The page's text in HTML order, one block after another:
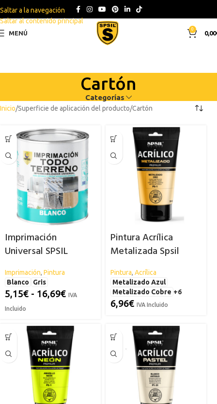
Saltar a la navegación
Saltar al contenido principal
MENÚ
0
0,00
Cartón
Categorías
Inicio Superficie de aplicación del producto Cartón
Imprimación
Universal SPSIL
Imprimación, Pintura
Blanco
Gris
5,15€ - 16,69€ IVA
Incluido
Pintura Acrílica
Metalizada Spsil
Pintura, Acrílica
Metalizado Azul
Metalizado Cobre +6
6,96€ IVA Incluido